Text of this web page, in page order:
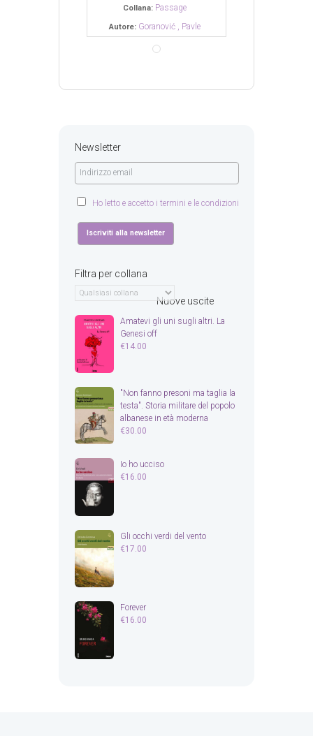
Collana: Passage
Autore: Goranović , Pavle
Newsletter
Ho letto e accetto i termini e le condizioni
Filtra per collana
Nuove uscite
Amatevi gli uni sugli altri. La
Genesi off
€14.00
"Non fanno presoni ma taglia la
testa". Storia militare del popolo
albanese in età moderna
€30.00
Io ho ucciso
€16.00
Gli occhi verdi del vento
€17.00
Forever
€16.00